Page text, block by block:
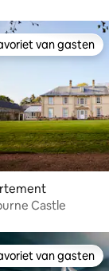
van 4,93 uit
van gasten
van gasten
Castle
van gasten
van gasten